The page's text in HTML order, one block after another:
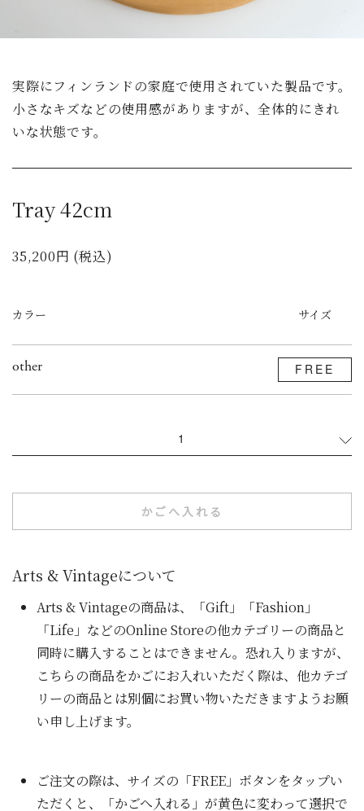
実際にフィンランドの家庭で使用されていた製品です。
小さなキズなどの使用感がありますが、全体的にきれ
いな状態です。
Tray 42cm
35,200円 (税込)
カラー サイズ
other FREE
1
かごへ入れる
Arts & Vintageについて
Arts & Vintageの商品は、「Gift」「Fashion」
「Life」などのOnline Storeの他カテゴリーの商品と
同時に購入することはできません。恐れ入りますが、
こちらの商品をかごにお入れいただく際は、他カテゴ
リーの商品とは別個にお買い物いただきますようお願
い申し上げます。
ご注文の際は、サイズの「FREE」ボタンをタップい
ただくと、「かごへ入れる」が黄色に変わって選択で